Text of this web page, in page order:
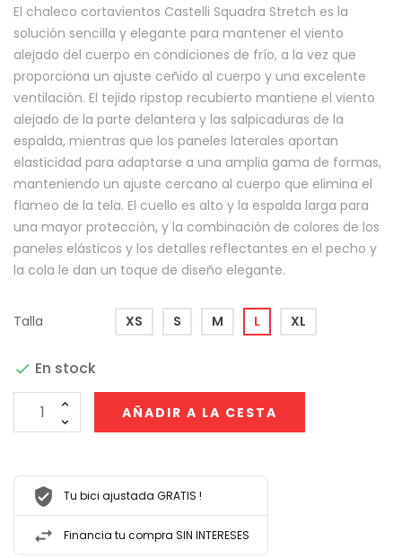
El chaleco cortavientos Castelli Squadra Stretch es la
solución sencilla y elegante para mantener el viento
alejado del cuerpo en condiciones de frío, a la vez que
proporciona un ajuste ceñido al cuerpo y una excelente
ventilación. El tejido ripstop recubierto mantiene el viento
alejado de la parte delantera y las salpicaduras de la
espalda, mientras que los paneles laterales aportan
elasticidad para adaptarse a una amplia gama de formas,
manteniendo un ajuste cercano al cuerpo que elimina el
flameo de la tela. El cuello es alto y la espalda larga para
una mayor protección, y la combinación de colores de los
paneles elásticos y los detalles reflectantes en el pecho y
la cola le dan un toque de diseño elegante.
Talla XS S M L XL
 En stock
AÑADIR A LA CESTA
Tu bici ajustada GRATIS !
Financia tu compra SIN INTERESES